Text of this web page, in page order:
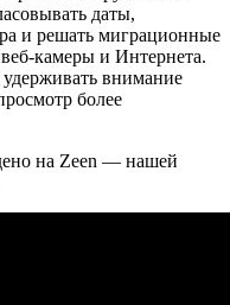
даты,
и решать миграционные
камеры и Интернета.
внимание
более
на Zeen — нашей